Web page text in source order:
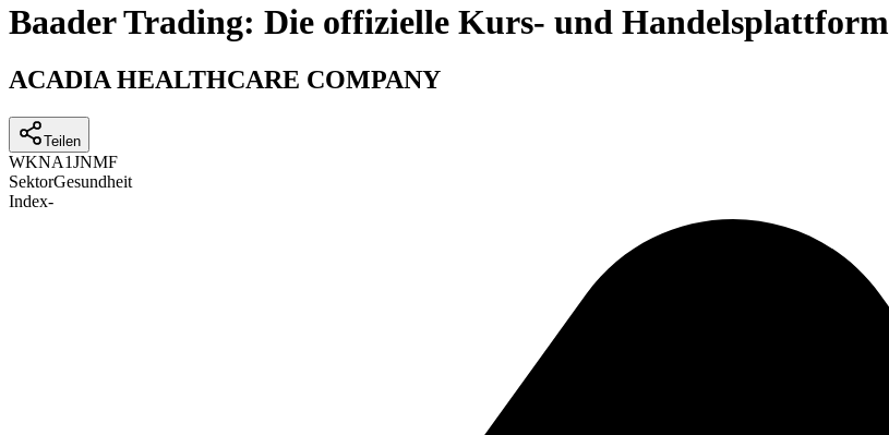
Baader Trading: Die offizielle Kurs- und
ACADIA HEALTHCARE COMPANY
Teilen
WKNA1JNMF
SektorGesundheit
Index-